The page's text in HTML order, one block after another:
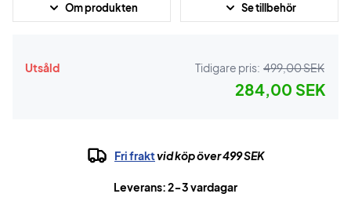
Om produkten Se tillbehör
Utsåld Tidigare pris: 499,00 SEK
284,00 SEK
Fri fraktvid köp över 499 SEK
Leverans: 2-3 vardagar